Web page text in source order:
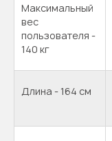
Максимальный
вес
пользователя -
140 кг
Длина - 164 см